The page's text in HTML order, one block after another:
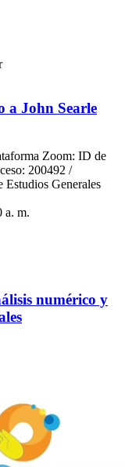
a John Searle
Zoom: ID de
200492 /
Estudios Generales
a. m.
numérico y